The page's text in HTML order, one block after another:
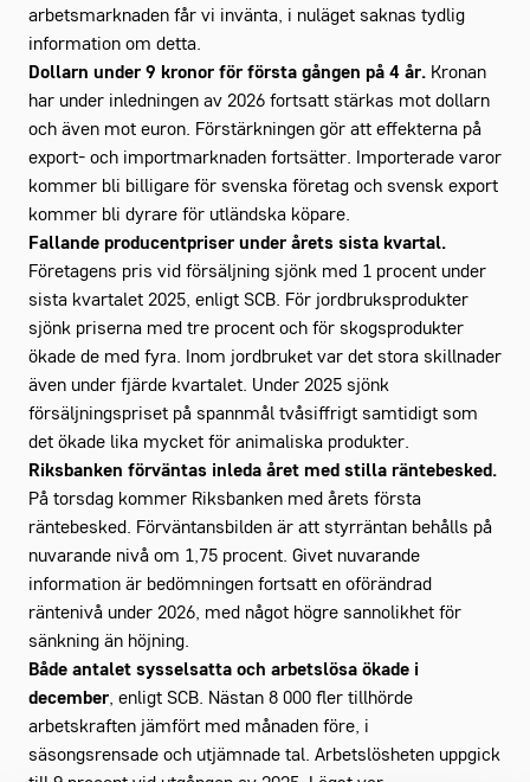
arbetsmarknaden får vi invänta, i nuläget saknas tydlig
information om detta.
Dollarn under 9 kronor för första gången på 4 år. Kronan
har under inledningen av 2026 fortsatt stärkas mot dollarn
och även mot euron. Förstärkningen gör att effekterna på
export- och importmarknaden fortsätter. Importerade varor
kommer bli billigare för svenska företag och svensk export
kommer bli dyrare för utländska köpare.
Fallande producentpriser under årets sista kvartal.
Företagens pris vid försäljning sjönk med 1 procent under
sista kvartalet 2025, enligt SCB. För jordbruksprodukter
sjönk priserna med tre procent och för skogsprodukter
ökade de med fyra. Inom jordbruket var det stora skillnader
även under fjärde kvartalet. Under 2025 sjönk
försäljningspriset på spannmål tvåsiffrigt samtidigt som
det ökade lika mycket för animaliska produkter.
Riksbanken förväntas inleda året med stilla räntebesked.
På torsdag kommer Riksbanken med årets första
räntebesked. Förväntansbilden är att styrräntan behålls på
nuvarande nivå om 1,75 procent. Givet nuvarande
information är bedömningen fortsatt en oförändrad
räntenivå under 2026, med något högre sannolikhet för
sänkning än höjning.
Både antalet sysselsatta och arbetslösa ökade i
december, enligt SCB. Nästan 8 000 fler tillhörde
arbetskraften jämfört med månaden före, i
säsongsrensade och utjämnade tal. Arbetslösheten uppgick